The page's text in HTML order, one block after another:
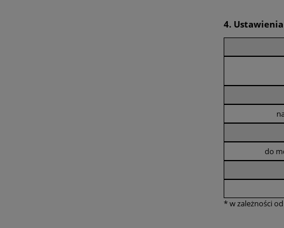
4.
do
* w zależności